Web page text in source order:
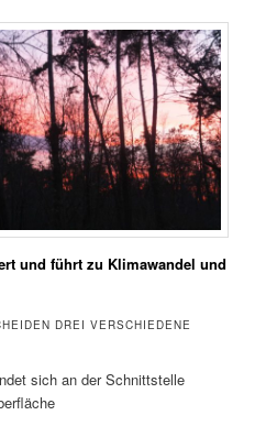
und führt zu Klimawandel und
DREI VERSCHIEDENE
sich an der Schnittstelle